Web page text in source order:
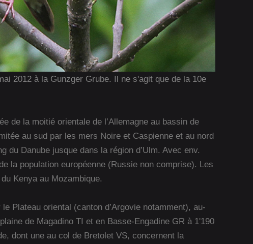
2012 à la Gunzger Grube. Il ne s'agit que de la 10e
de la moitié orientale de l’Allemagne au bassin de
au sud par les mers Noire et Caspienne et au nord
du Danube jusque dans la région d’Ulm. Avec env.
la population européenne (Russie non comprise). Les
Kenya au Mozambique.
Plateau oriental (canton d’Argovie notamment), au-
de Magadino TI et en Basse-Engadine GR à 1'190
dont une au col de Bretolet VS, concernent la